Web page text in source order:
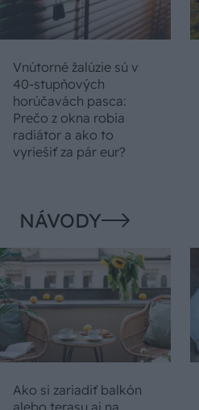
Vnútorné žalúzie sú v
40-stupňových
horúčavách pasca:
Prečo z okna robia
radiátor a ako to
vyriešiť za pár eur?
NÁVODY
Ako si zariadiť balkón
alebo terasu aj na